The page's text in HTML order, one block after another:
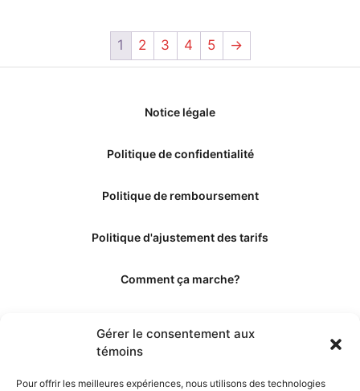
Gérer le consentement aux
témoins
Pour offrir les meilleures expériences, nous utilisons des technologies
1 2 3 4 5 →
Notice légale
Politique de confidentialité
Politique de remboursement
Politique d'ajustement des tarifs
Comment ça marche?